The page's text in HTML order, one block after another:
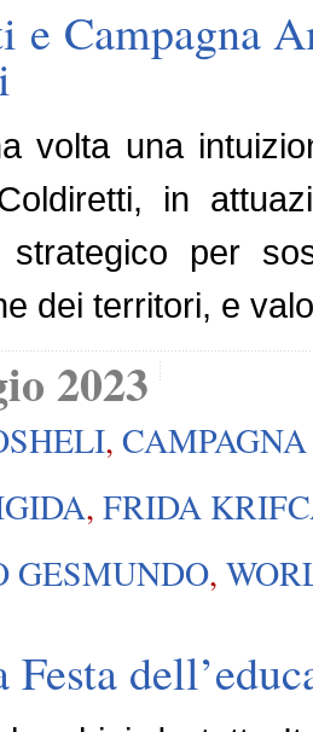
e Campagna
volta una
in
strategico per
dei territori, e
2023
,
, FRIDA
GESMUNDO,